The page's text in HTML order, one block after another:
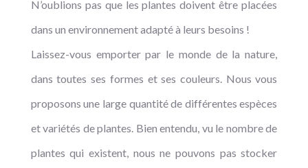
N’oublions pas que les plantes doivent être placées
dans un environnement adapté à leurs besoins !
Laissez-vous emporter par le monde de la nature,
dans toutes ses formes et ses couleurs. Nous vous
proposons une large quantité de différentes espèces
et variétés de plantes. Bien entendu, vu le nombre de
plantes qui existent, nous ne pouvons pas stocker